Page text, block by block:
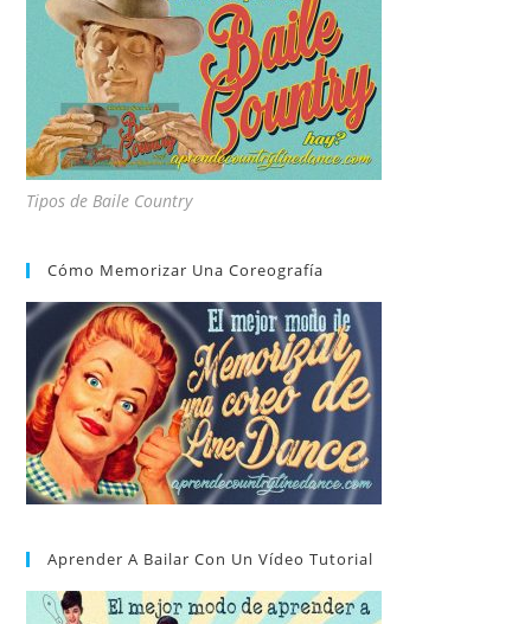
Tipos de Baile Country
Cómo Memorizar Una Coreografía
Aprender A Bailar Con Un Vídeo Tutorial